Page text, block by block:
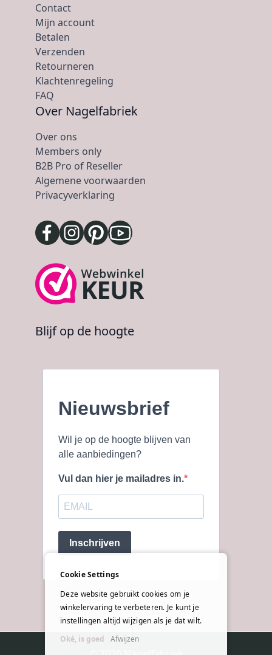
Contact
Mijn account
Betalen
Verzenden
Retourneren
Klachtenregeling
FAQ
Over Nagelfabriek
Over ons
Members only
B2B Pro of Reseller
Algemene voorwaarden
Privacyverklaring
Blijf op de hoogte
Nieuwsbrief
Wil je op de hoogte blijven van
alle aanbiedingen?
Vul dan hier je mailadres in.
Inschrijven
Cookie Settings
Deze website gebruikt cookies om je
winkelervaring te verbeteren. Je kunt je
instellingen altijd wijzigen als je dat wilt.
Oké, is goed
Afwijzen